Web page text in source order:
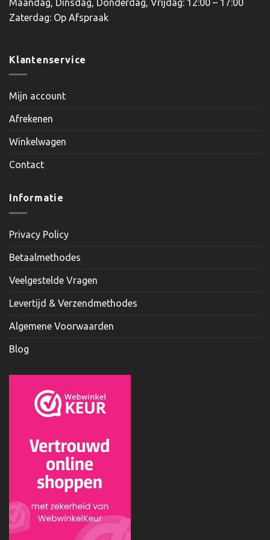
Maandag, Dinsdag, Donderdag, Vrijdag: 12:00 – 17:00
Zaterdag: Op Afspraak
Klantenservice
Mijn account
Afrekenen
Winkelwagen
Contact
Informatie
Privacy Policy
Betaalmethodes
Veelgestelde Vragen
Levertijd & Verzendmethodes
Algemene Voorwaarden
Blog